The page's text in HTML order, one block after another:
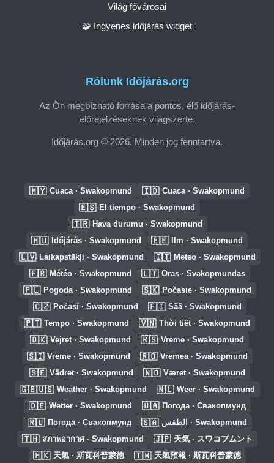
Rólunk Időjárás.org
Az Ön megbízható forrása a pontos, élő időjárás-
előrejelzéseknek világszerte.
Időjárás.org © 2026. Minden jog fenntartva.
Világ fővárosai
🧩 Ingyenes időjárás widget
🇲🇾 Cuaca · Swakopmund 🇮🇩 Cuaca · Swakopmund
🇪🇸 El tiempo · Swakopmund
🇹🇷 Hava durumu · Swakopmund
🇭🇺 Időjárás · Swakopmund 🇪🇪 Ilm · Swakopmund
🇱🇻 Laikapstākļi · Swakopmund 🇮🇹 Meteo · Swakopmund
🇫🇷 Météo · Swakopmund 🇱🇹 Oras · Svakopmundas
🇵🇱 Pogoda · Swakopmund 🇸🇰 Počasie · Swakopmund
🇨🇿 Počasí · Swakopmund 🇫🇮 Sää · Swakopmund
🇵🇹 Tempo · Swakopmund 🇻🇳 Thời tiết · Swakopmund
🇩🇰 Vejret · Swakopmund 🇷🇸 Vreme · Swakopmund
🇸🇮 Vreme · Swakopmund 🇷🇴 Vremea · Swakopmund
🇸🇪 Vädret · Swakopmund 🇳🇴 Været · Swakopmund
🇬🇧🇺🇸 Weather · Swakopmund 🇳🇱 Weer · Swakopmund
🇩🇪 Wetter · Swakopmund 🇺🇦 Погода · Свакопмунд
🇷🇺 Погода · Свакопмунд 🇸🇦 الطقس · Swakopmund
🇹🇭 สภาพอากาศ · Swakopmund 🇯🇵 天気 · スワコプムント
🇭🇰 天氣 · 斯瓦科普蒙德 🇹🇼 天氣預報 · 斯瓦科普蒙德